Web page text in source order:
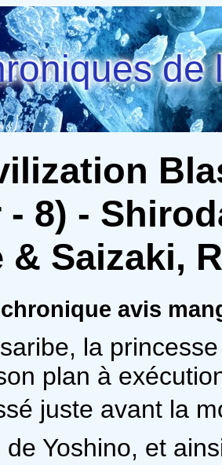
de
- 8) -
Saizaki,
avis
la
plan à
juste avant la
de Yoshino, et